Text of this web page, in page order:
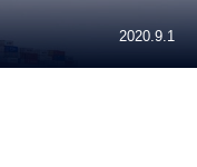
2020.9.1